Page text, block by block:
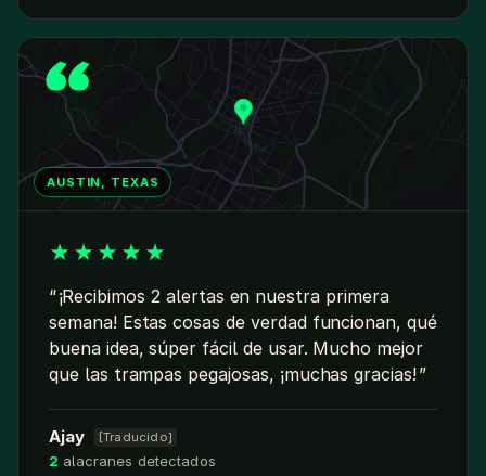
AUSTIN, TEXAS
★ ★ ★ ★ ★
¡Recibimos 2 alertas en nuestra primera
semana! Estas cosas de verdad funcionan, qué
buena idea, súper fácil de usar. Mucho mejor
que las trampas pegajosas, ¡muchas gracias!
Ajay [Traducido]
2 alacranes detectados